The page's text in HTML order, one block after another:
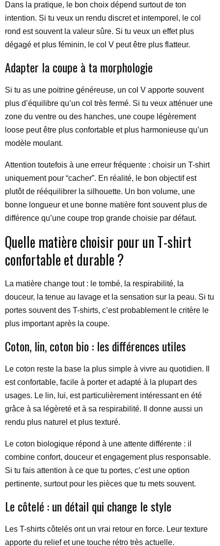
Dans la pratique, le bon choix dépend surtout de ton
intention. Si tu veux un rendu discret et intemporel, le col
rond est souvent la valeur sûre. Si tu veux un effet plus
dégagé et plus féminin, le col V peut être plus flatteur.
Adapter la coupe à ta morphologie
Si tu as une poitrine généreuse, un col V apporte souvent
plus d’équilibre qu’un col très fermé. Si tu veux atténuer une
zone du ventre ou des hanches, une coupe légèrement
loose peut être plus confortable et plus harmonieuse qu’un
modèle moulant.
Attention toutefois à une erreur fréquente : choisir un T-shirt
uniquement pour “cacher”. En réalité, le bon objectif est
plutôt de rééquilibrer la silhouette. Un bon volume, une
bonne longueur et une bonne matière font souvent plus de
différence qu’une coupe trop grande choisie par défaut.
Quelle matière choisir pour un T-shirt
confortable et durable ?
La matière change tout : le tombé, la respirabilité, la
douceur, la tenue au lavage et la sensation sur la peau. Si tu
portes souvent des T-shirts, c’est probablement le critère le
plus important après la coupe.
Coton, lin, coton bio : les différences utiles
Le coton reste la base la plus simple à vivre au quotidien. Il
est confortable, facile à porter et adapté à la plupart des
usages. Le lin, lui, est particulièrement intéressant en été
grâce à sa légèreté et à sa respirabilité. Il donne aussi un
rendu plus naturel et plus texturé.
Le coton biologique répond à une attente différente : il
combine confort, douceur et engagement plus responsable.
Si tu fais attention à ce que tu portes, c’est une option
pertinente, surtout pour les pièces que tu mets souvent.
Le côtelé : un détail qui change le style
Les T-shirts côtelés ont un vrai retour en force. Leur texture
apporte du relief et une touche rétro très actuelle.